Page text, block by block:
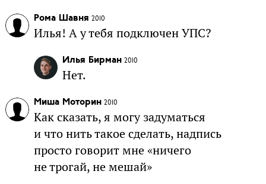
Рома Шавня 2010
Илья! А у тебя подключен УПС?
Илья Бирман 2010
Нет.
Миша Моторин 2010
Как сказать, я могу задуматься
и что нить такое сделать, надпись
просто говорит мне «ничего
не трогай, не мешай»